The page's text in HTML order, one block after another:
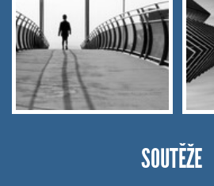
SOUTĚŽE